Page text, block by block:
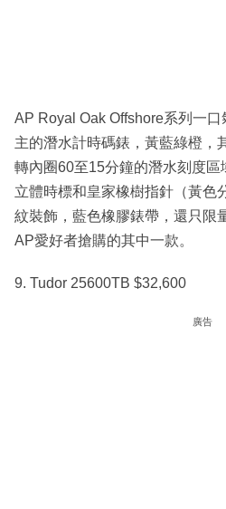
AP Royal Oak Offshore系列一
主的潛水計時碼錶，黃藍綠橙，
轉內圈60至15分鐘的潛水刻度
立體時標和皇家橡樹指針（黃色
紋裝飾，藍色橡膠錶帶，還只限
AP愛好者搶購的其中一款。
9. Tudor 25600TB $32,600
廣告